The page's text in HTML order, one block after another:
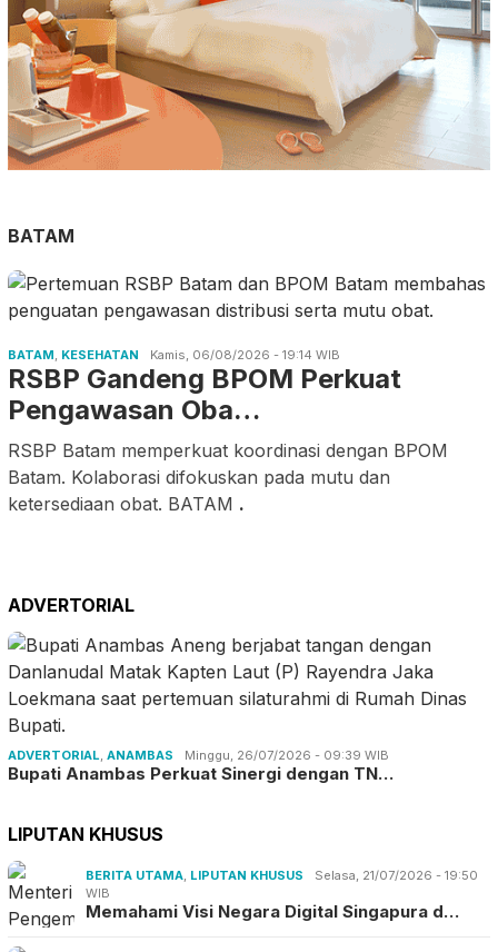
BATAM
BATAM, KESEHATAN Kamis, 06/08/2026 - 19:14 WIB
RSBP Gandeng BPOM Perkuat
Pengawasan Oba…
RSBP Batam memperkuat koordinasi dengan BPOM
Batam. Kolaborasi difokuskan pada mutu dan
ketersediaan obat. BATAM .
ADVERTORIAL
ADVERTORIAL, ANAMBAS Minggu, 26/07/2026 - 09:39 WIB
Bupati Anambas Perkuat Sinergi dengan TN…
LIPUTAN KHUSUS
BERITA UTAMA, LIPUTAN KHUSUS
Selasa, 21/07/2026 - 19:50
WIB
Memahami Visi Negara Digital Singapura d…